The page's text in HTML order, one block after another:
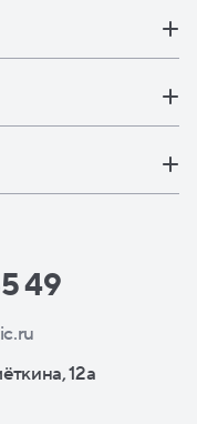
49
12а